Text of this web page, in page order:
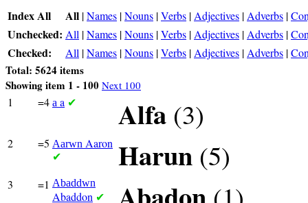
Index All All |Names |Nouns |Verbs | Adjectives | Adverbs |
Unchecked: All |Names |Nouns |Verbs | Adjectives | Adverbs |
Checked: All |Names |Nouns |Verbs | Adjectives | Adverbs |
Total: 5624 items
Showing item 1 - 100 Next 100
1 =4 a a ✔ Alfa (3)
2 =5 Aarwn Aaron
✔ Harun (5)
3 =1 Abaddwn
Abaddon ✔